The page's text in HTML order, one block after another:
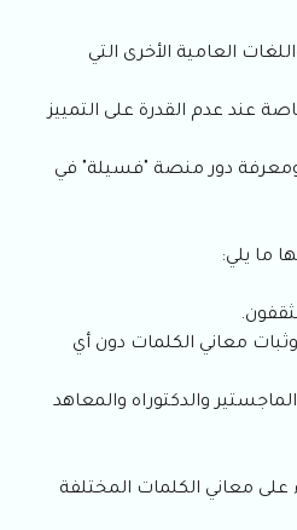
العامية الأخرى التي
عند عدم القدرة على التمييز
ومعرفة دور منصة "فسيلة" في
ما يلي:
معاني الكلمات دون أي
والدكتوراه والمعاهد
على معاني الكلمات المختلفة